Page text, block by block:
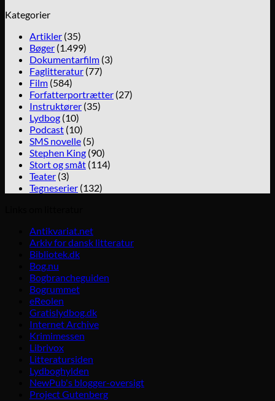
Kategorier
Artikler (35)
Bøger (1.499)
Dokumentarfilm (3)
Faglitteratur (77)
Film (584)
Forfatterportrætter (27)
Instruktører (35)
Lydbog (10)
Podcast (10)
SMS novelle (5)
Stephen King (90)
Stort og småt (114)
Teater (3)
Tegneserier (132)
Antikvariat.net
Arkiv for dansk litteratur
Bibliotek.dk
Bog.nu
Bogbrancheguiden
Bogrummet
eReolen
Gratislydbog.dk
Internet Archive
Krimimessen
Librivox
Litteratursiden
Lydboghylden
NewPub's blogger-oversigt
Project Gutenberg